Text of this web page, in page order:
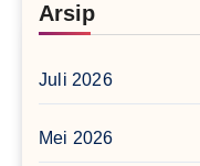
Arsip
Juli 2026
Mei 2026